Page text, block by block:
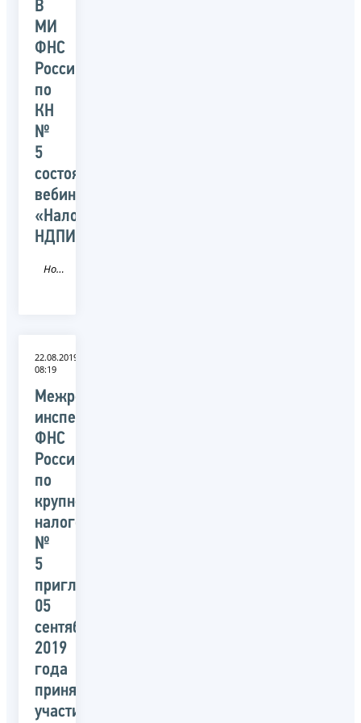
В
МИ
ФНС
России
по
КН
№
5
состоялся
вебинар:
«Налогообложение
НДПИ»
Новость
22.08.2019
08:19
Межрегиональная
инспекция
ФНС
России
по
крупнейшим
налогоплательщикам
№
5
приглашает
05
сентября
2019
года
принять
участие